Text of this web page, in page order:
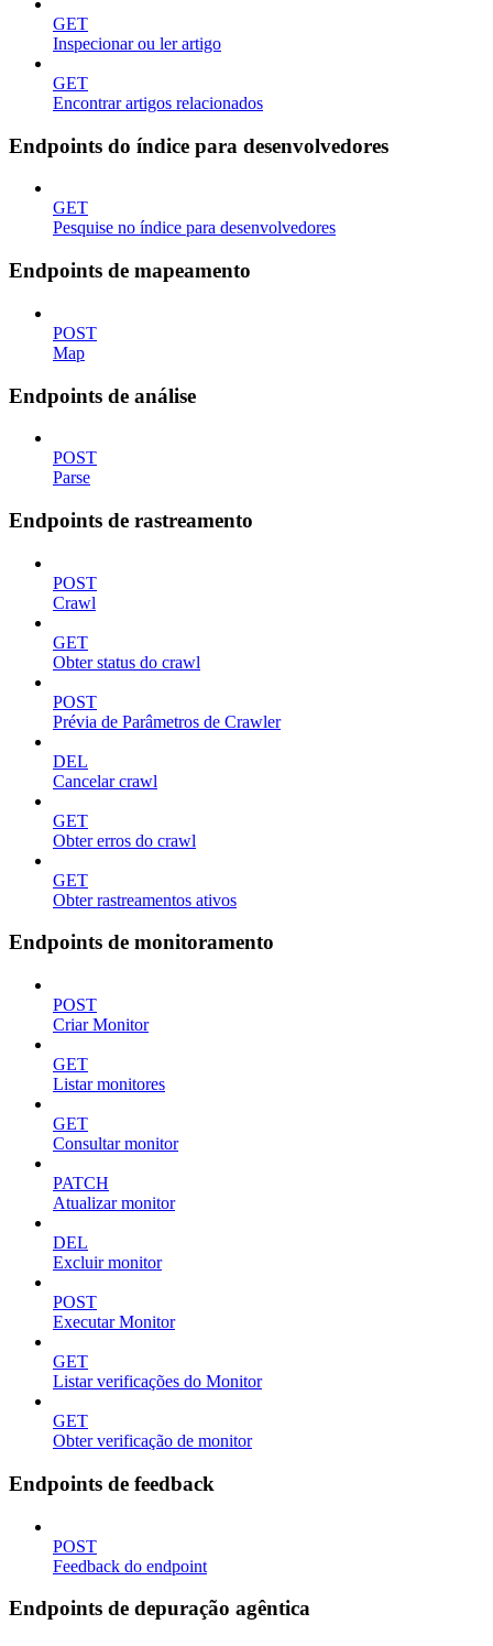
GET
Inspecionar ou ler artigo
GET
Encontrar artigos relacionados
Endpoints do índice para desenvolvedores
GET
Pesquise no índice para desenvolvedores
Endpoints de mapeamento
POST
Map
Endpoints de análise
POST
Parse
Endpoints de rastreamento
POST
Crawl
GET
Obter status do crawl
POST
Prévia de Parâmetros de Crawler
DEL
Cancelar crawl
GET
Obter erros do crawl
GET
Obter rastreamentos ativos
Endpoints de monitoramento
POST
Criar Monitor
GET
Listar monitores
GET
Consultar monitor
PATCH
Atualizar monitor
DEL
Excluir monitor
POST
Executar Monitor
GET
Listar verificações do Monitor
GET
Obter verificação de monitor
Endpoints de feedback
POST
Feedback do endpoint
Endpoints de depuração agêntica